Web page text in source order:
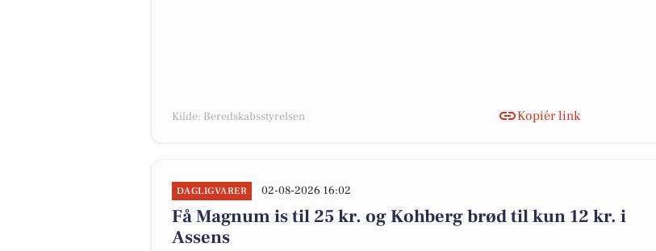
Kilde: Beredskabsstyrelsen Kopiér link
DAGLIGVARER 02-08-2026 16:02
Få Magnum is til 25 kr. og Kohberg brød til kun 12 kr. i
Assens